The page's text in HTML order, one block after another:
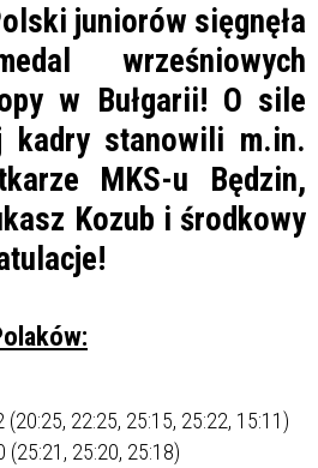
juniorów sięgnęła
wrześniowych
w Bułgarii! O sile
kadry stanowili m.in.
MKS-u Będzin,
Kozub i środkowy
(20:25, 22:25, 25:15, 25:22, 15:11)
(25:21, 25:20, 25:18)